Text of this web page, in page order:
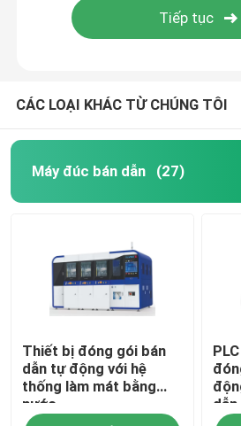
CÁC LOẠI KHÁC TỪ CHÚNG TÔI
Máy đúc bán dẫn (27)
Thiết bị đóng gói bán
dẫn tự động với hệ
thống làm mát bằng
nước
dẫn